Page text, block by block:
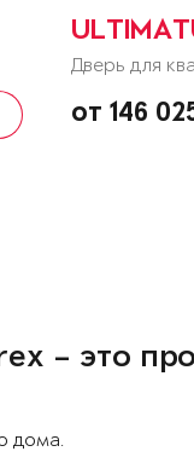
Дверь для
от 146
– это
дома.